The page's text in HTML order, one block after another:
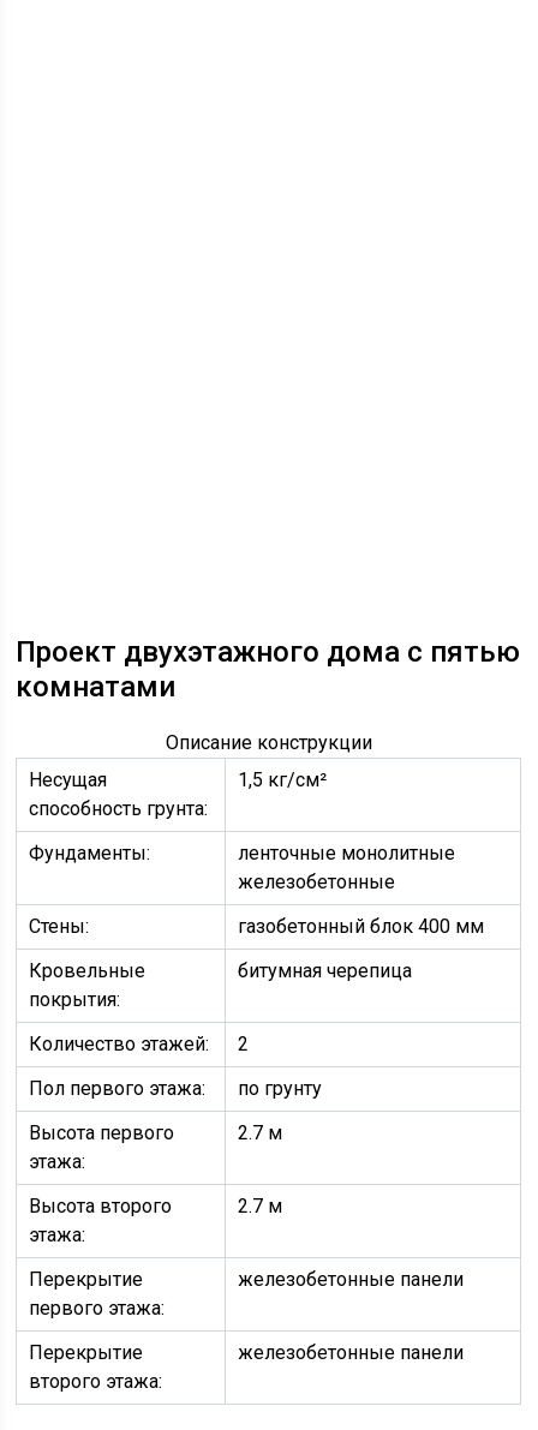
Проект двухэтажного дома с пятью
комнатами
Описание конструкции
Несущая
способность грунта:
1,5 кг/см²
Фундаменты:
ленточные монолитные
железобетонные
Стены:
газобетонный блок 400 мм
Кровельные
покрытия:
битумная черепица
Количество этажей:
2
Пол первого этажа:
по грунту
Высота первого
этажа:
2.7 м
Высота второго
этажа:
2.7 м
Перекрытие
первого этажа:
железобетонные панели
Перекрытие
второго этажа:
железобетонные панели